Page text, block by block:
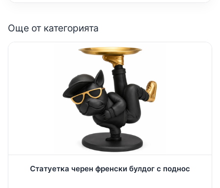
Още от категорията
Статуетка черен френски булдог с поднос